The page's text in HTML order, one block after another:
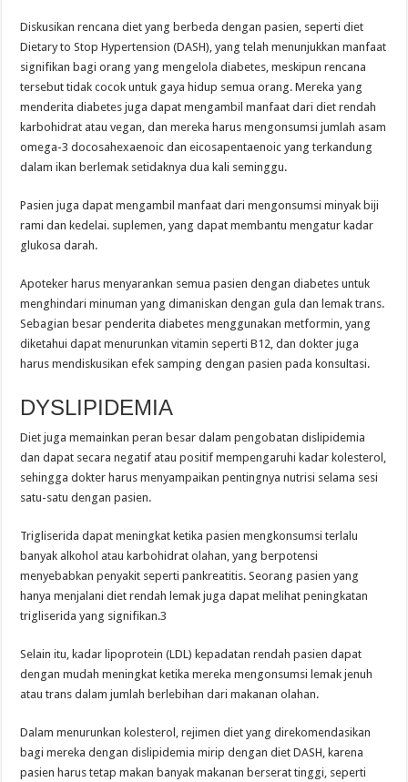
Diskusikan rencana diet yang berbeda dengan pasien, seperti diet
Dietary to Stop Hypertension (DASH), yang telah menunjukkan manfaat
signifikan bagi orang yang mengelola diabetes, meskipun rencana
tersebut tidak cocok untuk gaya hidup semua orang. Mereka yang
menderita diabetes juga dapat mengambil manfaat dari diet rendah
karbohidrat atau vegan, dan mereka harus mengonsumsi jumlah asam
omega-3 docosahexaenoic dan eicosapentaenoic yang terkandung
dalam ikan berlemak setidaknya dua kali seminggu.
Pasien juga dapat mengambil manfaat dari mengonsumsi minyak biji
rami dan kedelai. suplemen, yang dapat membantu mengatur kadar
glukosa darah.
Apoteker harus menyarankan semua pasien dengan diabetes untuk
menghindari minuman yang dimaniskan dengan gula dan lemak trans.
Sebagian besar penderita diabetes menggunakan metformin, yang
diketahui dapat menurunkan vitamin seperti B12, dan dokter juga
harus mendiskusikan efek samping dengan pasien pada konsultasi.
DYSLIPIDEMIA
Diet juga memainkan peran besar dalam pengobatan dislipidemia
dan dapat secara negatif atau positif mempengaruhi kadar kolesterol,
sehingga dokter harus menyampaikan pentingnya nutrisi selama sesi
satu-satu dengan pasien.
Trigliserida dapat meningkat ketika pasien mengkonsumsi terlalu
banyak alkohol atau karbohidrat olahan, yang berpotensi
menyebabkan penyakit seperti pankreatitis. Seorang pasien yang
hanya menjalani diet rendah lemak juga dapat melihat peningkatan
trigliserida yang signifikan.3
Selain itu, kadar lipoprotein (LDL) kepadatan rendah pasien dapat
dengan mudah meningkat ketika mereka mengonsumsi lemak jenuh
atau trans dalam jumlah berlebihan dari makanan olahan.
Dalam menurunkan kolesterol, rejimen diet yang direkomendasikan
bagi mereka dengan dislipidemia mirip dengan diet DASH, karena
pasien harus tetap makan banyak makanan berserat tinggi, seperti